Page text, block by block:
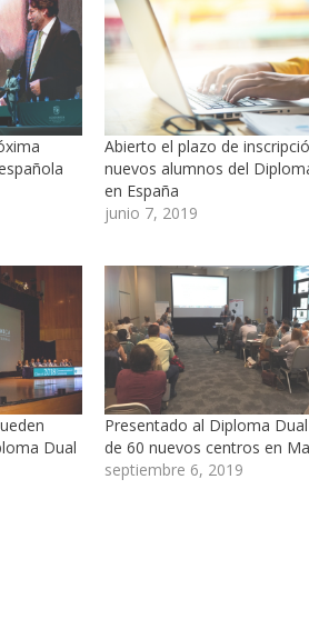
Abierto el plazo de
nuevos alumnos del
en España
junio 7, 2019
Dual
Presentado al Diploma
de 60 nuevos centros en
septiembre 6, 2019